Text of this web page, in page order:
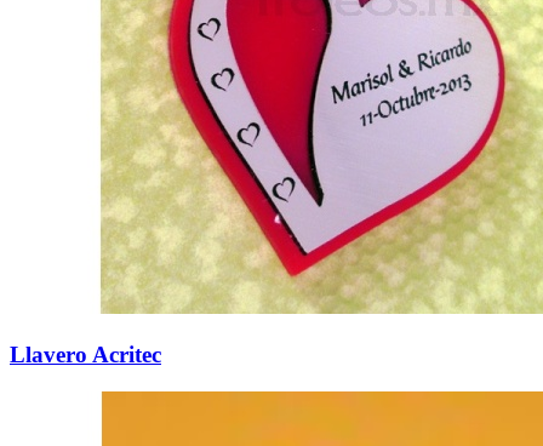
Llavero Acritec